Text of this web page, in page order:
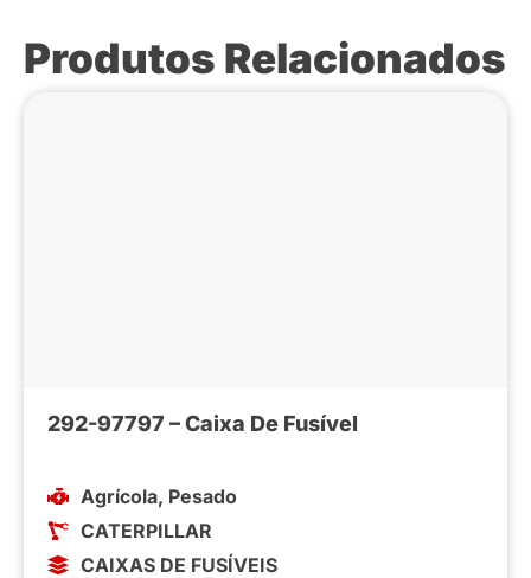
Produtos Relacionados
292-97797 – Caixa De Fusível
Agrícola, Pesado
CATERPILLAR
CAIXAS DE FUSÍVEIS